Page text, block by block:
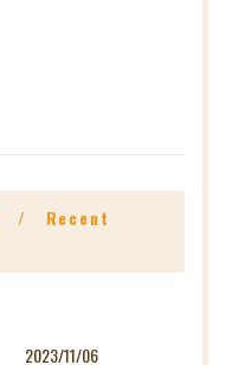
Recent
2023/11/06